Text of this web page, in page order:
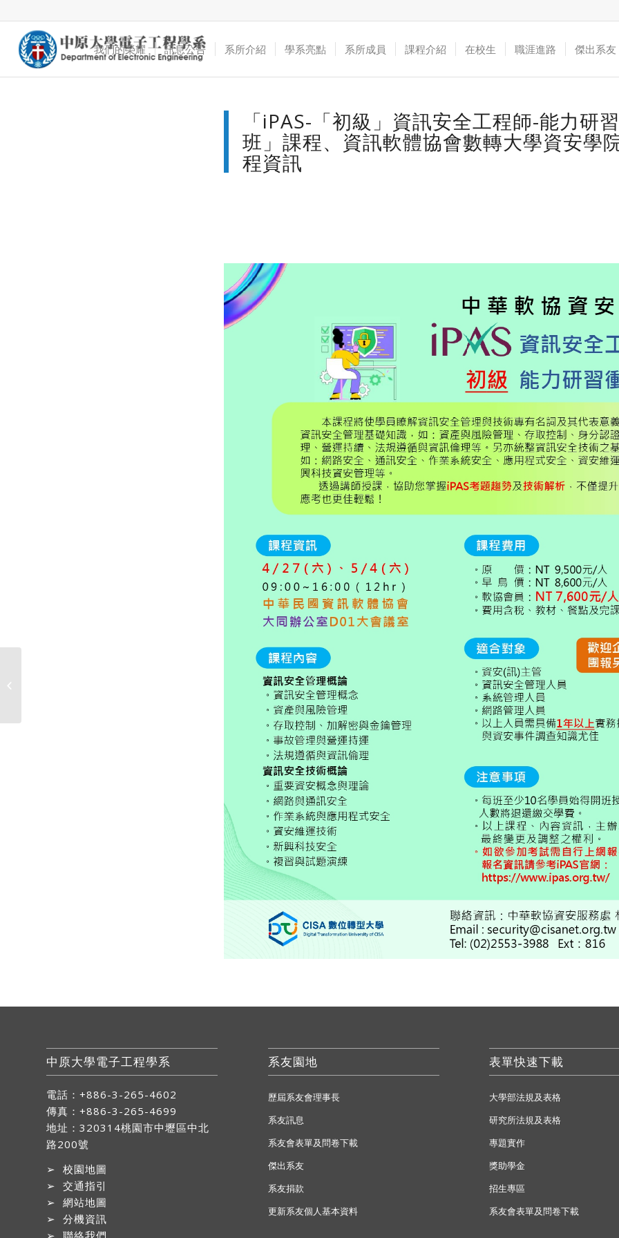
我們的榮耀 訊息公告 系所介紹 學系亮點 系所成員 課程介紹 在校生 職涯進路 傑出系友
「iPAS-「初級」資訊安全工程師-能力研
班」課程、資訊軟體協會數轉大學資安學
程資訊
中原大學電子工程學系
電話：+886-3-265-4602
傳真：+886-3-265-4699
地址： 320314桃園市中壢區中北
路200號
➢ 校園地圖
➢ 交通指引
➢ 網站地圖
➢ 分機資訊
系友園地
歷屆系友會理事長
系友訊息
系友會表單及問卷下載
傑出系友
系友捐款
更新系友個人基本資料
表單快速下載
大學部法規及表格
研究所法規及表格
專題實作
獎助學金
招生專區
系友會表單及問卷下載